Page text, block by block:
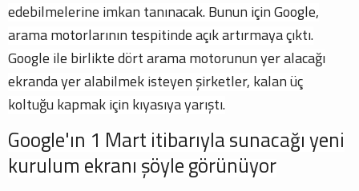
edebilmelerine imkan tanınacak. Bunun için Google,
arama motorlarının tespitinde açık artırmaya çıktı.
Google ile birlikte dört arama motorunun yer alacağı
ekranda yer alabilmek isteyen şirketler, kalan üç
koltuğu kapmak için kıyasıya yarıştı.
Google'ın 1 Mart itibarıyla sunacağı yeni
kurulum ekranı şöyle görünüyor